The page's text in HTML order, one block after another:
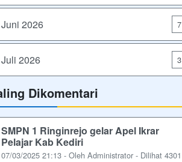
Juni 2026 7
Juli 2026 3
Dikomentari
SMPN 1 Ringinrejo gelar Apel Ikrar
Pelajar Kab Kediri
07/03/2025 21:13 - Oleh Administrator - Dilihat 4301